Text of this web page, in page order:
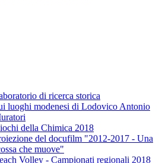
di ricerca storica
luoghi modenesi di Lodovico Antonio
della Chimica 2018
del docufilm "2012-2017 - Una
che muove"
Volley - Campionati regionali 2018